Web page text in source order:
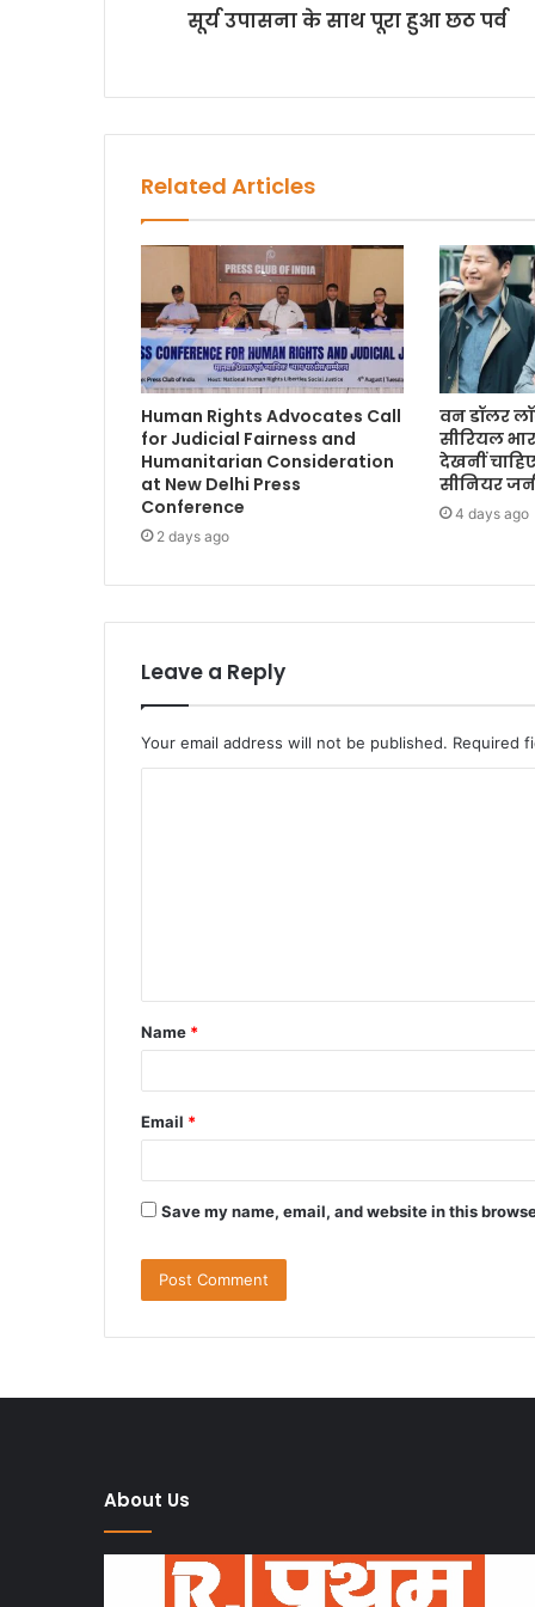
सूर्य उपासना के साथ पूरा हुआ छठ पर्व
Related Articles
Human Rights Advocates Call
for Judicial Fairness and
Humanitarian Consideration
at New Delhi Press
Conference
2 days ago
वन डॉलर
सीरियल
देखनीं
सीनियर
4 days ago
Leave a Reply
Your email address will not be published. Required
Name *
Email *
Save my name, email, and website in this
About Us